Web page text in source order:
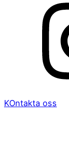
KOntakta oss